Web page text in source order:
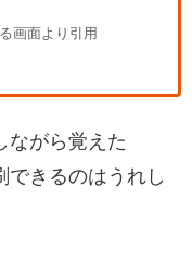
画面より引用
ながら覚えた
できるのはうれし